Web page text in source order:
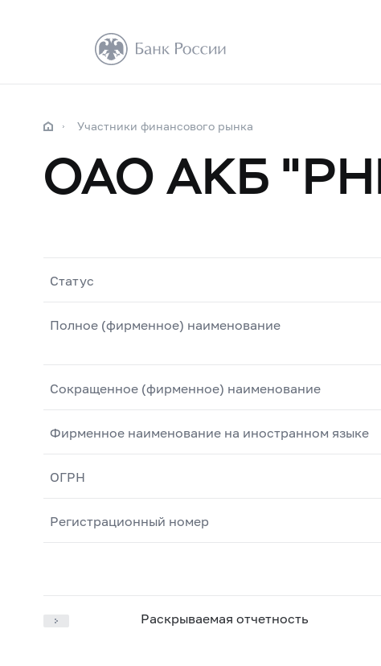
Участники финансового рынка
ОАО АКБ
Статус
Полное (фирменное) наименование
Сокращенное (фирменное) наименование
Фирменное наименование на иностранном языке
ОГРН
Регистрационный номер
Раскрываемая отчетность